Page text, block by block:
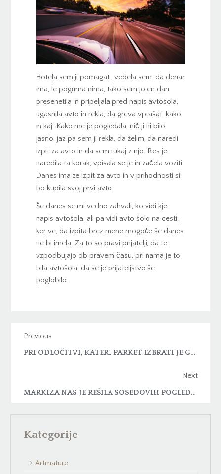
Hotela sem ji pomagati, vedela sem, da denar
ima, le poguma nima, tako sem jo en dan
presenetila in pripeljala pred napis avtošola,
ugasnila avto in rekla, da greva vprašat, kako
in kaj. Kako me je pogledala, nič ji ni bilo
jasno, jaz pa sem ji rekla, da želim, da naredi
izpit za avto in da sem tukaj z njo. Res je
naredila ta korak, vpisala se je in začela voziti.
Danes ima že izpit za avto in v prihodnosti si
bo kupila svoj prvi avto.
Še danes se mi vedno zahvali, ko vidi kje
napis avtošola, ali pa vidi avto šolo na cesti,
ker ve, da izpita brez mene mogoče še danes
ne bi imela. Za to so pravi prijatelji, da te
vzpodbujajo ob pravem času, pri nama je to
bila avtošola, da se je prijateljstvo še
poglobilo.
Previous
PRI ODLOČITVI, KATERI PARKET IZBRATI JE GOTOVO GOTOVI PARKET ZMAGOVALEC
Next
MARKIZA NAS JE REŠILA SOSEDOVIH POGLEDOV
Kategorije
Artmature